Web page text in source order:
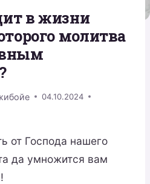
в жизни
молитва
04.10.2024
от Господа нашего
да умножится вам